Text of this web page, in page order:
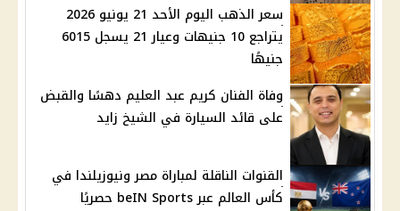
سعر الذهب اليوم الأحد 21 يونيو 2026
يتراجع 10 جنيهات وعيار 21 يسجل 6015
جنيهًا
وفاة الفنان كريم عبد العليم دهسًا والقبض
على قائد السيارة في الشيخ زايد
القنوات الناقلة لمباراة مصر ونيوزيلندا في
كأس العالم عبر beIN Sports حصريًا